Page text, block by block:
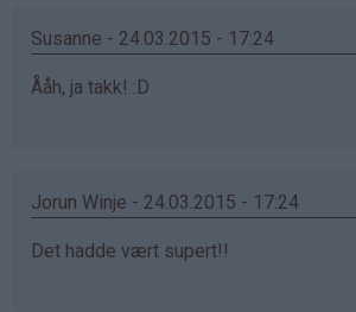
Susanne - 24.03.2015 - 17:24
Ååh, ja takk! :D
Jorun Winje - 24.03.2015 - 17:24
Det hadde vært supert!!